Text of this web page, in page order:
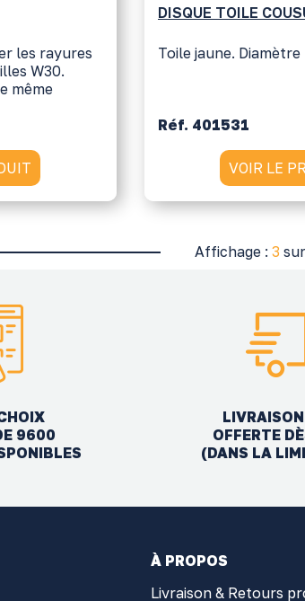
les rayures
W30.
même
DISQUE TOILE
Toile jaune. Diamètre
Réf. 401531
VOIR LE
Affichage : 3 sur
9600
OFFERTE
(DANS LA
À PROPOS
Livraison & Retours